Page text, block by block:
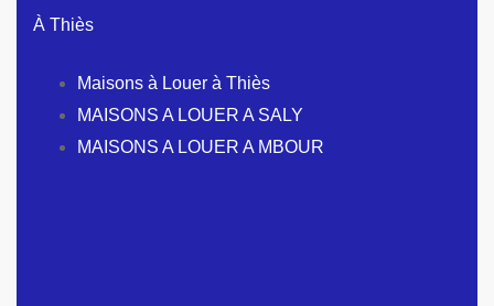
À Thiès
Maisons à Louer à Thiès
MAISONS A LOUER A SALY
MAISONS A LOUER A MBOUR